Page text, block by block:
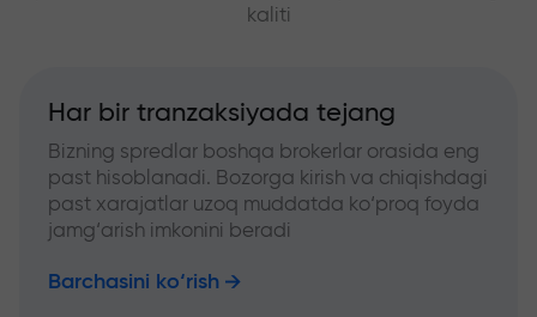
kaliti
Har bir tranzaksiyada tejang
Bizning spredlar boshqa brokerlar orasida eng
past hisoblanadi. Bozorga kirish va chiqishdagi
past xarajatlar uzoq muddatda ko‘proq foyda
jamg‘arish imkonini beradi
Barchasini ko‘rish